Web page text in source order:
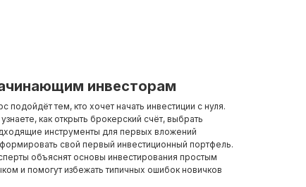
инвесторам
подойдёт тем, кто хочет начать инвестиции с нуля.
как открыть брокерский счёт, выбрать
инструменты для первых вложений
свой первый инвестиционный портфель.
объяснят основы инвестирования простым
и помогут избежать типичных ошибок новичков